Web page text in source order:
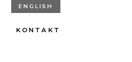
ENGLISH
KONTAKT